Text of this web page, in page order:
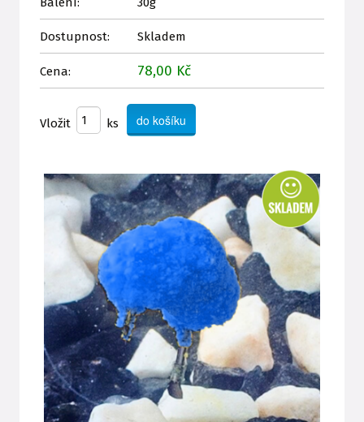
Dostupnost: Skladem
Cena: 78,00 Kč
Vložit ks